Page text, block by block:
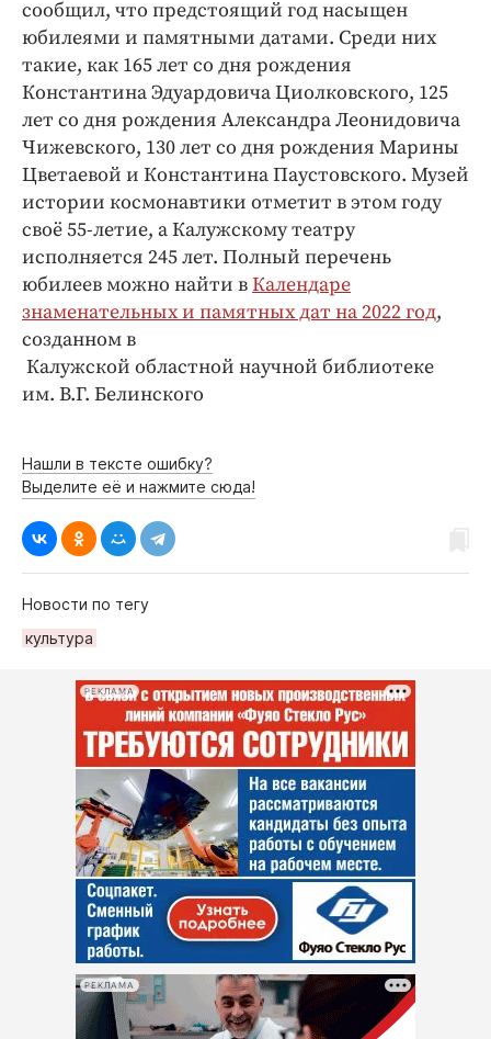
сообщил, что предстоящий год насыщен
юбилеями и памятными датами. Среди них
такие, как 165 лет со дня рождения
Константина Эдуардовича Циолковского, 125
лет со дня рождения Александра Леонидовича
Чижевского, 130 лет со дня рождения Марины
Цветаевой и Константина Паустовского. Музей
истории космонавтики отметит в этом году
своё 55-летие, а Калужскому театру
исполняется 245 лет. Полный перечень
юбилеев можно найти вКалендаре
знаменательных и памятных дат на 2022 год,
созданном в
Калужской областной научной библиотеке
им. В.Г. Белинского
Нашли в тексте ошибку?
Выделите её и нажмите сюда!
Новости по тегу
культура
РЕКЛАМА
РЕКЛАМА